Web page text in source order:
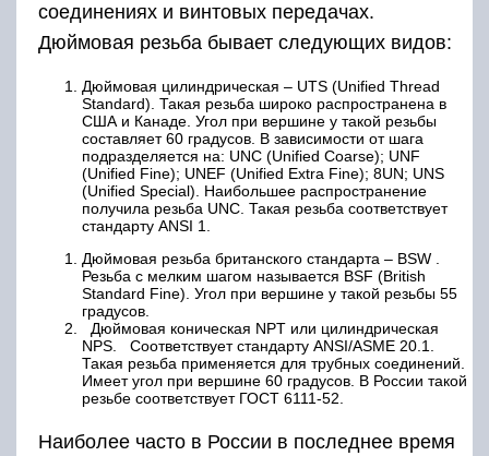
соединениях и винтовых передачах.
Дюймовая резьба бывает следующих видов:
Дюймовая цилиндрическая – UTS (Unified Thread
Standard). Такая резьба широко распространена в
США и Канаде. Угол при вершине у такой резьбы
составляет 60 градусов. В зависимости от шага
подразделяется на: UNC (Unified Coarse); UNF
(Unified Fine); UNEF (Unified Extra Fine); 8UN; UNS
(Unified Special). Наибольшее распространение
получила резьба UNC. Такая резьба соответствует
стандарту ANSI 1.
Дюймовая резьба британского стандарта – BSW .
Резьба с мелким шагом называется BSF (British
Standard Fine). Угол при вершине у такой резьбы 55
градусов.
Дюймовая коническая NPT или цилиндрическая
NPS. Соответствует стандарту ANSI/ASME 20.1.
Такая резьба применяется для трубных соединений.
Имеет угол при вершине 60 градусов. В России такой
резьбе соответствует ГОСТ 6111-52.
Наиболее часто в России в последнее время